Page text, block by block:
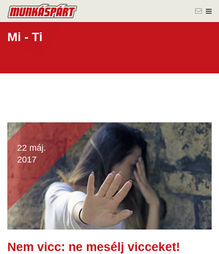
Mi - Ti
22 máj.
2017
Nem vicc: ne mesélj vicceket!